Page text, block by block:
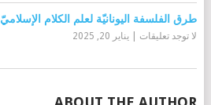
طرق الفلسفة اليونانيّة لعلم الكلام الإسلاميّ
لا توجد تعليقات يناير 20, 2025